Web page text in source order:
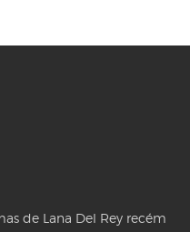
de Lana Del Rey recém